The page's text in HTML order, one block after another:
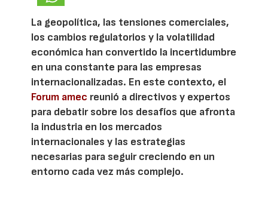
La geopolítica, las tensiones comerciales,
los cambios regulatorios y la volatilidad
económica han convertido la incertidumbre
en una constante para las empresas
internacionalizadas. En este contexto, el
Forum amec reunió a directivos y expertos
para debatir sobre los desafíos que afronta
la industria en los mercados
internacionales y las estrategias
necesarias para seguir creciendo en un
entorno cada vez más complejo.